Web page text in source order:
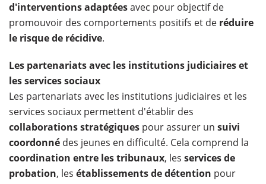
d'interventionsadaptéesavec pour objectif de
promouvoir des comportements positifs et de réduire
le risque de récidive.
Les partenariats avec les institutions judiciaires et
les services sociaux
Les partenariats avec les institutions judiciaires et les
services sociaux permettent d'établir des
collaborations stratégiques pour assurer un suivi
coordonné des jeunes en difficulté. Cela comprend la
coordination entre les tribunaux, les services de
probation, les établissements de détention pour